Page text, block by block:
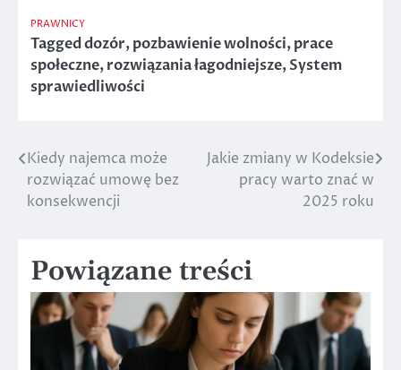
PRAWNICY
Taggeddozór,pozbawienie wolności,prace
społeczne,rozwiązania łagodniejsze,System
sprawiedliwości
Nawigacja
wpisu
Kiedy najemca może
rozwiązać umowę bez
konsekwencji
Jakie zmiany w Kodeksie
pracy warto znać w
2025 roku
Powiązane treści